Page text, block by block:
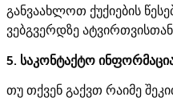
განვაახლოთ ქუქიების
ვებგვერდზე
5. საკონტაქტო
თუ თქვენ გაქვთ რაიმე